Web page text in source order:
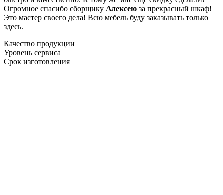
Огромное спасибо сборщику Алексею за прекрасный шкаф!
Это мастер своего дела! Всю мебель буду заказывать только
здесь.
Качество продукции
Уровень сервиса
Срок изготовления